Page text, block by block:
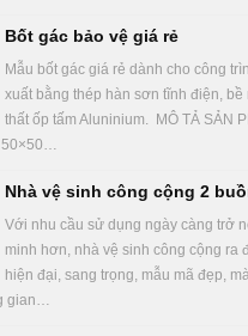
Bốt gác bảo vệ giá rẻ
Mẫu bốt gác giá rẻ dành cho công
xuất bằng thép hàn sơn tĩnh điện, bề
thất ốp tấm Aluninium. MÔ TẢ SẢN
50×50…
Nhà vệ sinh công cộng 2
Với nhu cầu sử dụng ngày càng trở
minh hơn, nhà vệ sinh công cộng ra
hiện đại, sang trọng, mẫu mã đẹp,
gian…